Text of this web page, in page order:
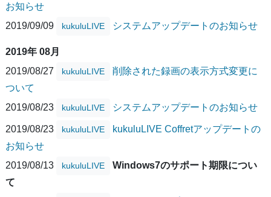
お知らせ
2019/09/09
kukuluLIVE システムアップデートのお知らせ
2019年 08月
2019/08/27
kukuluLIVE
削除された録画の表示方式変更に
ついて
2019/08/23
kukuluLIVE システムアップデートのお知らせ
2019/08/23 kukuluLIVE
kukuluLIVE Coffretアップデートの
お知らせ
2019/08/13
kukuluLIVE
Windows7のサポート期限につい
て